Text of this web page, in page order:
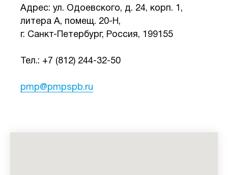
Адрес: ул. Одоевского, д. 24, корп. 1,
литера А, помещ. 20-Н,
г. Санкт-Петербург, Россия, 199155
Тел.: +7 (812) 244-32-50
pmp@pmpspb.ru